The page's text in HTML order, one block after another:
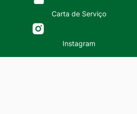
Carta de Serviço
Instagram